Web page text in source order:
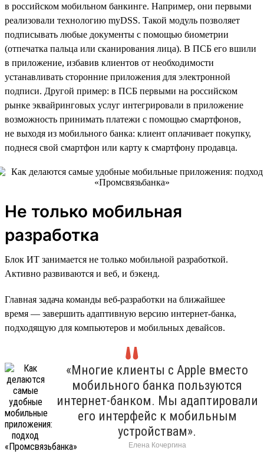
в российском мобильном банкинге. Например, они первыми
реализовали технологию myDSS. Такой модуль позволяет
подписывать любые документы с помощью биометрии
(отпечатка пальца или сканирования лица). В ПСБ его вшили
в приложение, избавив клиентов от необходимости
устанавливать сторонние приложения для электронной
подписи. Другой пример: в ПСБ первыми на российском
рынке эквайринговых услуг интегрировали в приложение
возможность принимать платежи с помощью смартфонов,
не выходя из мобильного банка: клиент оплачивает покупку,
поднеся свой смартфон или карту к смартфону продавца.
Не только мобильная
разработка
Блок ИТ занимается не только мобильной разработкой.
Активно развиваются и веб, и бэкенд.
Главная задача команды веб-разработки на ближайшее
время — завершить адаптивную версию интернет-банка,
подходящую для компьютеров и мобильных девайсов.
«Многие клиенты с Apple вместо
мобильного банка пользуются
интернет-банком. Мы адаптировали
его интерфейс к мобильным
устройствам».
Елена Кочергина